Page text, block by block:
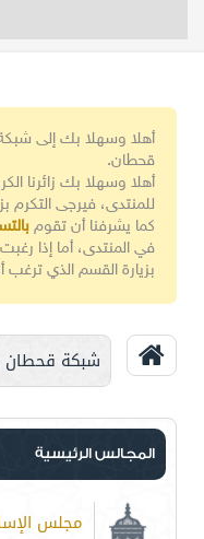
التحكم
اتصل بنا
أهلا وسهلا بك إلى
قحطان.
أهلا وسهلا بك زائرنا
للمنتدى، فيرجى التكرم
كما يشرفنا أن تقوم
في المنتدى، أما إذا
بزيارة القسم الذي ترغب
شبكة قحطان
المجالس الرئيسية
مجلس